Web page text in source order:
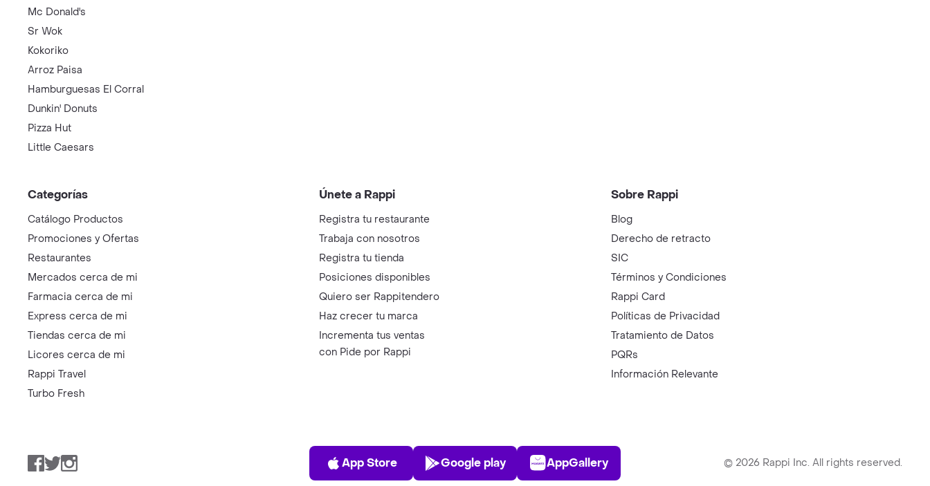
Mc Donald's
Sr Wok
Kokoriko
Arroz Paisa
Hamburguesas El Corral
Dunkin' Donuts
Pizza Hut
Little Caesars
Categorías
Catálogo Productos
Promociones y Ofertas
Restaurantes
Mercados cerca de mi
Farmacia cerca de mi
Express cerca de mi
Tiendas cerca de mi
Licores cerca de mi
Rappi Travel
Turbo Fresh
Únete a Rappi
Registra tu restaurante
Trabaja con nosotros
Registra tu tienda
Posiciones disponibles
Quiero ser Rappitendero
Haz crecer tu marca
Incrementa tus ventas
con Pide por Rappi
Sobre Rappi
Blog
Derecho de retracto
SIC
Términos y Condiciones
Rappi Card
Políticas de Privacidad
Tratamiento de Datos
PQRs
Información Relevante
Facebook
TwitterInstagram
App Store
App Store
Play Store
Google play
AppGallery
AppGallery © 2026 Rappi Inc. All rights reserved.